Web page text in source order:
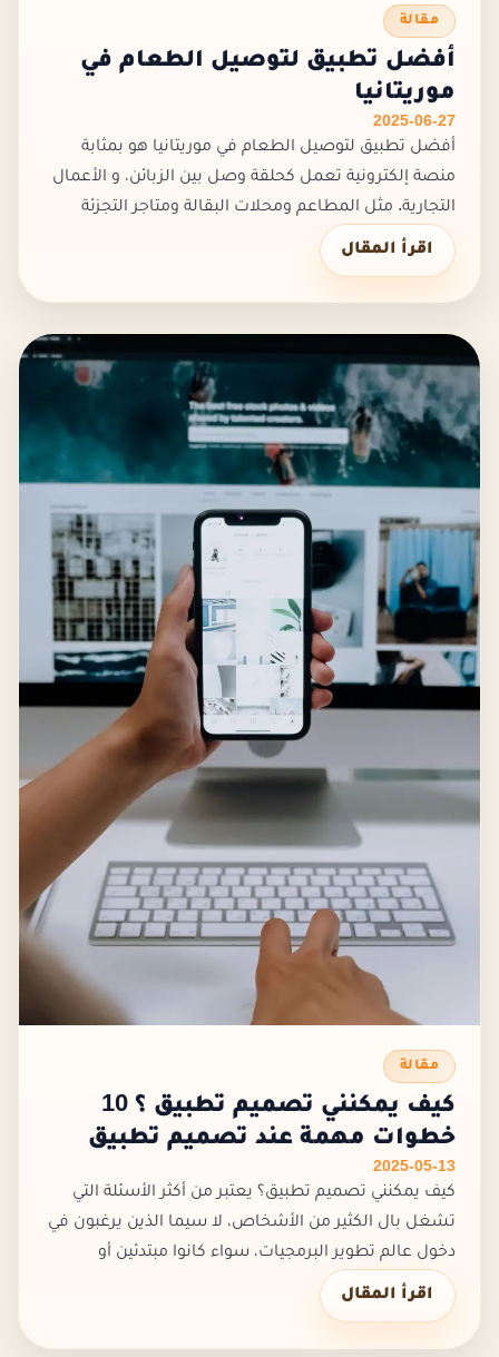
مقالة
أفضل تطبيق لتوصيل الطعام في
موريتانيا
2025-06-27
أفضل تطبيق لتوصيل الطعام في موريتانيا هو بمثابة
منصة إلكترونية تعمل كحلقة وصل بين الزبائن، و الأعمال
التجارية. مثل المطاعم ومحلات البقالة ومتاجر التجزئة
وغيرها.كما يهدف أفضل تطبيق لتوصيل الطعام في
موريتانيا إلى إيصال...
اقرأ المقال
مقالة
كيف يمكنني تصميم تطبيق ؟ 10
خطوات مهمة عند تصميم تطبيق
2025-05-13
كيف يمكنني تصميم تطبيق؟ يعتبر من أكثر الأسئلة التي
تشغل بال الكثير من الأشخاص، لا سيما الذين يرغبون في
دخول عالم تطوير البرمجيات، سواء كانوا مبتدئين أو
محترفين، إذ يتطلب تصميم تطبيق مزيجًا من المهارات
التقنية والإبداعية،...
اقرأ المقال